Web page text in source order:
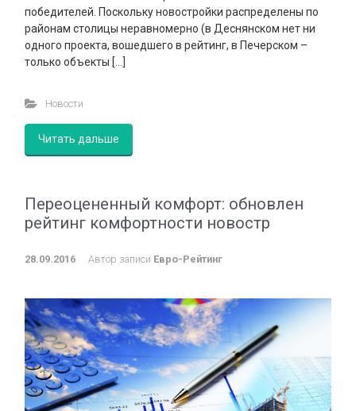
победителей. Поскольку новостройки распределены по
районам столицы неравномерно (в Деснянском нет ни
одного проекта, вошедшего в рейтинг, в Печерском –
только объекты […]
Новости
Читать дальше
Переоцененный комфорт: обновлен
рейтинг комфортности новостр
28.09.2016 Автор записи Евро-Рейтинг